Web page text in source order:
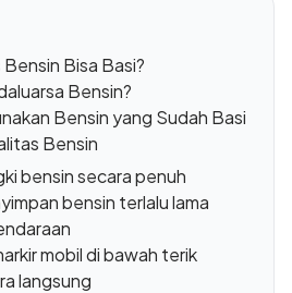
Bisa Basi?
Bensin?
Bensin yang Sudah Basi
Bensin
bensin secara penuh
bensin terlalu lama
mobil di bawah terik
langsung